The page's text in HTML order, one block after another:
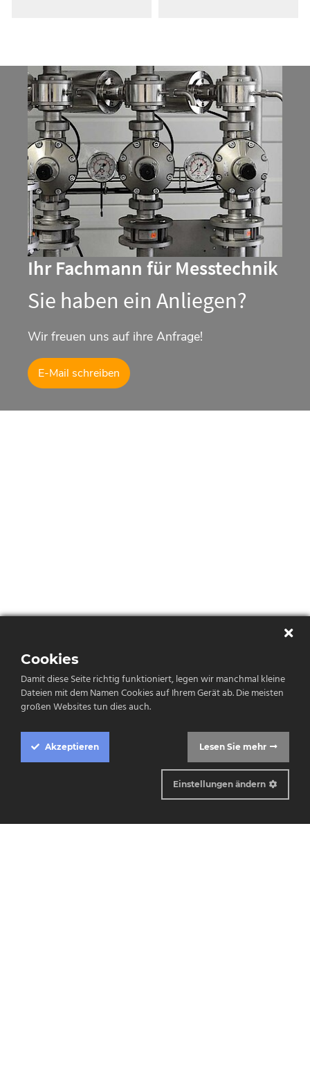
Ihr Fachmann für Messtechnik
Sie haben ein Anliegen?
Wir freuen uns auf ihre Anfrage!
E-Mail schreiben
Cookie Box Settings
Cookies
Damit diese Seite richtig funktioniert, legen wir manchmal kleine
Dateien mit dem Namen Cookies auf Ihrem Gerät ab. Die meisten
großen Websites tun dies auch.
Akzeptieren Lesen Sie mehr
Einstellungen ändern